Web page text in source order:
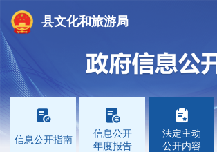
县文化和旅游局

信息公开指南

信息公开
年度报告

法定主动
公开内容